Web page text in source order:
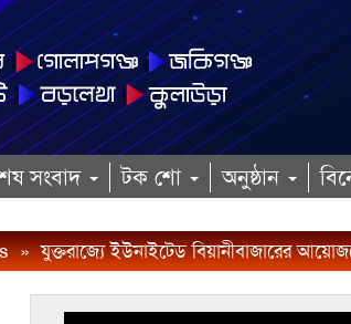
সংবাদ টক শো অনুষ্ঠান
» যুক্তরাজ্যে ইউনাইটেড বিয়ানীবাজারের